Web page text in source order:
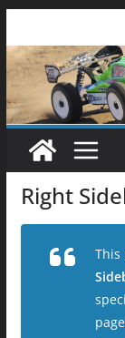
au
contenu
Right
This